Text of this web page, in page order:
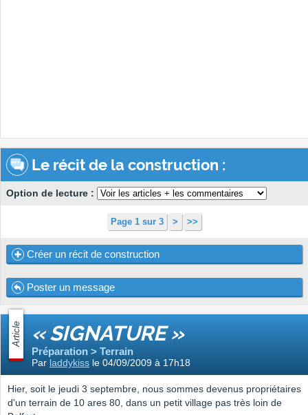
Le récit de la construction :
Option de lecture :
Page 1 sur 3 > >>
Créer un récit de construction
Poster un message
Article « SIGNATURE »
Préparation > Terrain
Par laddykiss le 04/09/2009 à 17h18
Hier, soit le jeudi 3 septembre, nous sommes devenus propriétaires
d'un terrain de 10 ares 80, dans un petit village pas très loin de